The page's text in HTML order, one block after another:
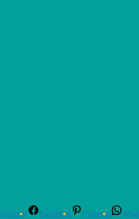
YouTube Facebook Pinterest